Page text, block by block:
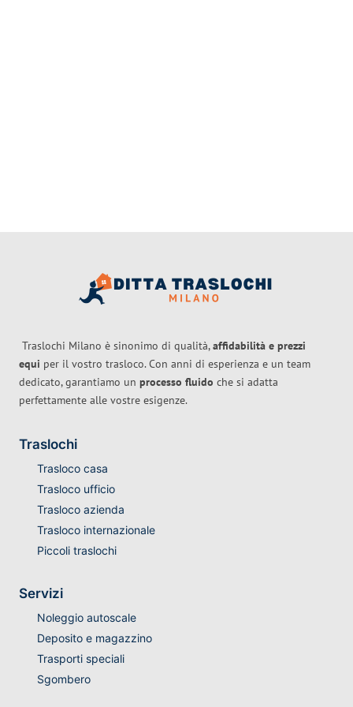
Traslochi Milano è sinonimo di qualità,affidabilità e prezzi
equi per il vostro trasloco. Con anni di esperienza e un team
dedicato, garantiamo un processo fluido che si adatta
perfettamente alle vostre esigenze.
Traslochi
Trasloco casa
Trasloco ufficio
Trasloco azienda
Trasloco internazionale
Piccoli traslochi
Servizi
Noleggio autoscale
Deposito e magazzino
Trasporti speciali
Sgombero